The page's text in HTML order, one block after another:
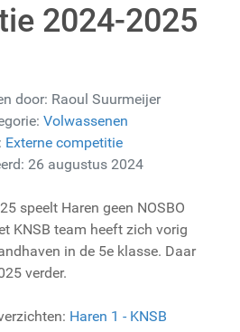
2024-2025
door: Raoul Suurmeijer
Volwassenen
Externe competitie
26 augustus 2024
speelt Haren geen NOSBO
KNSB team heeft zich vorig
in de 5e klasse. Daar
verder.
Haren 1 - KNSB